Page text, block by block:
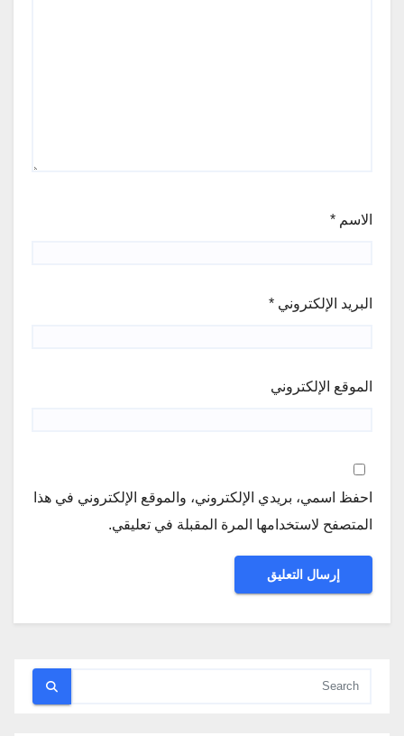
الاسم *
البريد الإلكتروني *
الموقع الإلكتروني
احفظ اسمي، بريدي الإلكتروني، والموقع الإلكتروني في هذا
المتصفح لاستخدامها المرة المقبلة في تعليقي.